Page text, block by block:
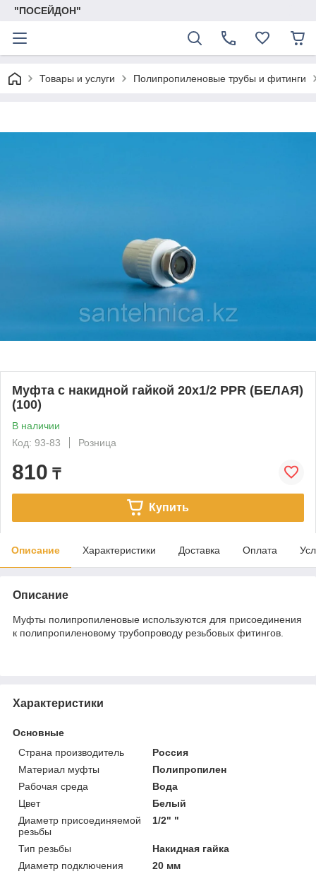
"ПОСЕЙДОН"
Товары и услуги Полипропиленовые трубы и фитинги
Муфта с накидной гайкой 20х1/2 PPR (БЕЛАЯ)
(100)
В наличии
Код: 93-83
Розница
810 ₸
Купить
Описание Характеристики Доставка Оплата
Описание
Муфты полипропиленовые используются для присоединения
к полипропиленовому трубопроводу резьбовых фитингов.
Характеристики
Основные
Страна производитель
Россия
Материал муфты
Полипропилен
Рабочая среда
Вода
Цвет
Белый
Диаметр присоединяемой
резьбы
1/2" "
Тип резьбы
Накидная гайка
Диаметр подключения
20 мм